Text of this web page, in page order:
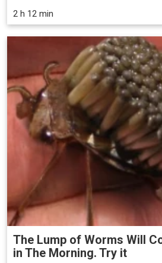
2 h 12 min
The Lump of Worms Will
in The Morning. Try it